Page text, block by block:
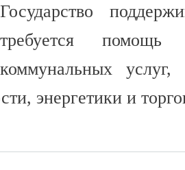
Государство
требуется
коммунальных услуг,
энергетики и